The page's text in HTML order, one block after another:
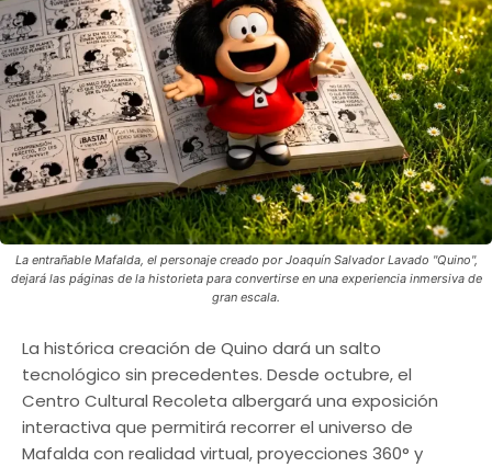
La entrañable Mafalda, el personaje creado por Joaquín Salvador Lavado "Quino",
dejará las páginas de la historieta para convertirse en una experiencia inmersiva de
gran escala.
La histórica creación de Quino dará un salto
tecnológico sin precedentes. Desde octubre, el
Centro Cultural Recoleta albergará una exposición
interactiva que permitirá recorrer el universo de
Mafalda con realidad virtual, proyecciones 360° y